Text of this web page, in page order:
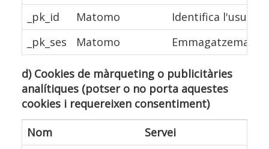
_pk_id
Matomo
Identifica l'usuari
_pk_ses
Matomo Emmagatzema
d) Cookies de màrqueting o publicitàries
analítiques (potser o no porta aquestes
cookies i requereixen consentiment)
Nom
Servei